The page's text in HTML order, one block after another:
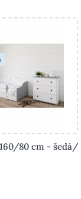
80 cm - šedá/